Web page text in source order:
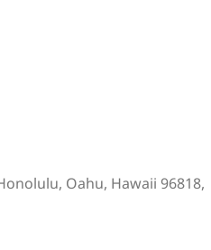
Oahu, Hawaii 96818,